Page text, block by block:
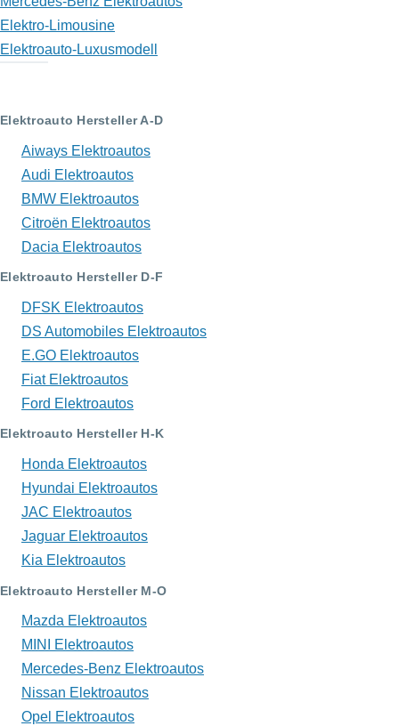
Elektro-Limousine
Elektroauto-Luxusmodell
Elektroauto Hersteller A-D
Aiways Elektroautos
Audi Elektroautos
BMW Elektroautos
Citroën Elektroautos
Dacia Elektroautos
Elektroauto Hersteller D-F
DFSK Elektroautos
DS Automobiles Elektroautos
E.GO Elektroautos
Fiat Elektroautos
Ford Elektroautos
Elektroauto Hersteller H-K
Honda Elektroautos
Hyundai Elektroautos
JAC Elektroautos
Jaguar Elektroautos
Kia Elektroautos
Elektroauto Hersteller M-O
Mazda Elektroautos
MINI Elektroautos
Mercedes-Benz Elektroautos
Nissan Elektroautos
Opel Elektroautos